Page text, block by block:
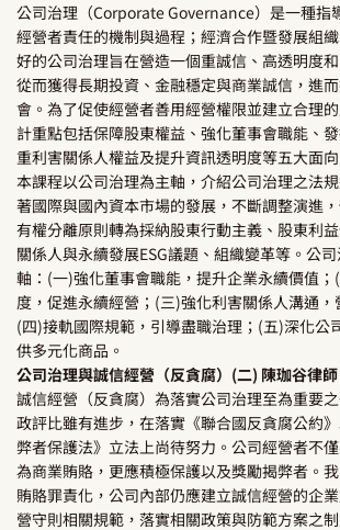
公司治理（Corporate Governance）是一種指
經營者責任的機制與過程；經濟合作暨發展組
好的公司治理旨在營造一個重誠信、高透明度
從而獲得長期投資、金融穩定與商業誠信，進
會。為了促使經營者善用經營權限並建立合理
計重點包括保障股東權益、強化董事會職能、
重利害關係人權益及提升資訊透明度等五大面向
本課程以公司治理為主軸，介紹公司治理之法
著國際與國內資本市場的發展，不斷調整演進
有權分離原則轉為採納股東行動主義、股東利
關係人與永續發展ESG議題、組織變革等。公
軸：(一)強化董事會職能，提升企業永續價值
度，促進永續經營；(三)強化利害關係人溝通，
(四)接軌國際規範，引導盡職治理；(五)深化公
供多元化商品。
公司治理與誠信經營（反貪腐）(二) 陳珈谷律師
誠信經營（反貪腐）為落實公司治理至為重要
政評比雖有進步，在落實《聯合國反貪腐公約
弊者保護法》立法上尚待努力。公司經營者不
為商業賄賂，更應積極保護以及獎勵揭弊者。
賄賂罪責化，公司內部仍應建立誠信經營的企
營守則相關規範，落實相關政策與防範方案之